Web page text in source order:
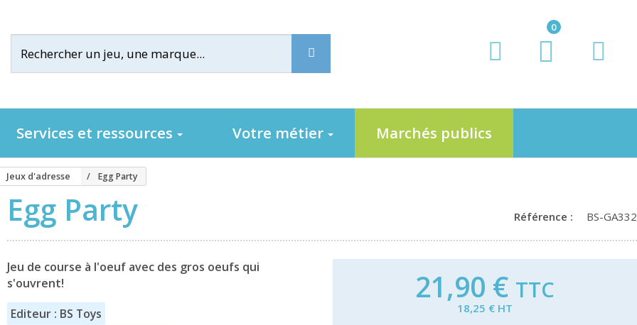
0
Services et ressources Votre métier Marchés publics
Jeux d'adresse Egg Party
Egg Party Référence : BS-GA332
Jeu de course à l'oeuf avec des gros oeufs qui
s'ouvrent!
Editeur : BS Toys
21,90 € TTC
18,25 € HT